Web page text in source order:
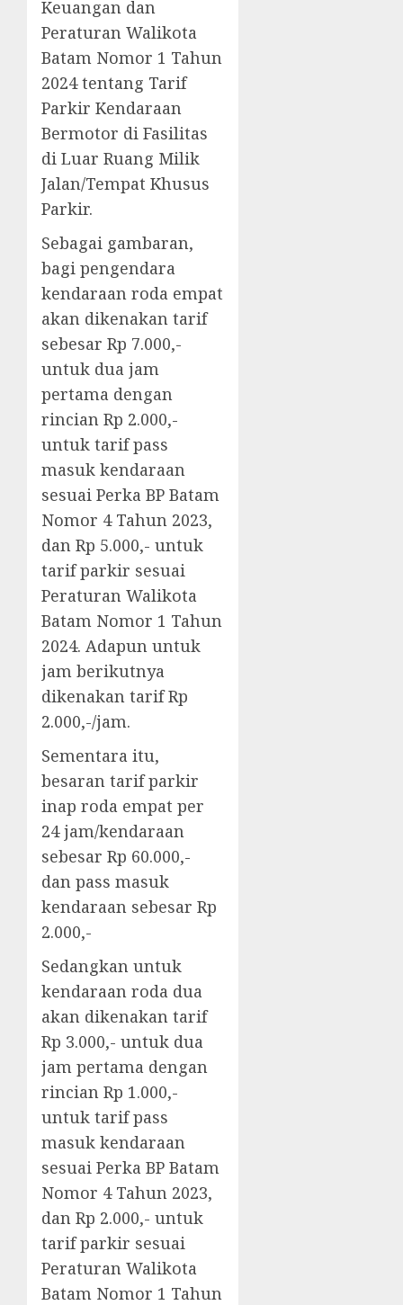
Keuangan dan
Peraturan Walikota
Batam Nomor 1 Tahun
2024 tentang Tarif
Parkir Kendaraan
Bermotor di Fasilitas
di Luar Ruang Milik
Jalan/Tempat Khusus
Parkir.
Sebagai gambaran,
bagi pengendara
kendaraan roda empat
akan dikenakan tarif
sebesar Rp 7.000,-
untuk dua jam
pertama dengan
rincian Rp 2.000,-
untuk tarif pass
masuk kendaraan
sesuai Perka BP Batam
Nomor 4 Tahun 2023,
dan Rp 5.000,- untuk
tarif parkir sesuai
Peraturan Walikota
Batam Nomor 1 Tahun
2024. Adapun untuk
jam berikutnya
dikenakan tarif Rp
2.000,-/jam.
Sementara itu,
besaran tarif parkir
inap roda empat per
24 jam/kendaraan
sebesar Rp 60.000,-
dan pass masuk
kendaraan sebesar Rp
2.000,-
Sedangkan untuk
kendaraan roda dua
akan dikenakan tarif
Rp 3.000,- untuk dua
jam pertama dengan
rincian Rp 1.000,-
untuk tarif pass
masuk kendaraan
sesuai Perka BP Batam
Nomor 4 Tahun 2023,
dan Rp 2.000,- untuk
tarif parkir sesuai
Peraturan Walikota
Batam Nomor 1 Tahun